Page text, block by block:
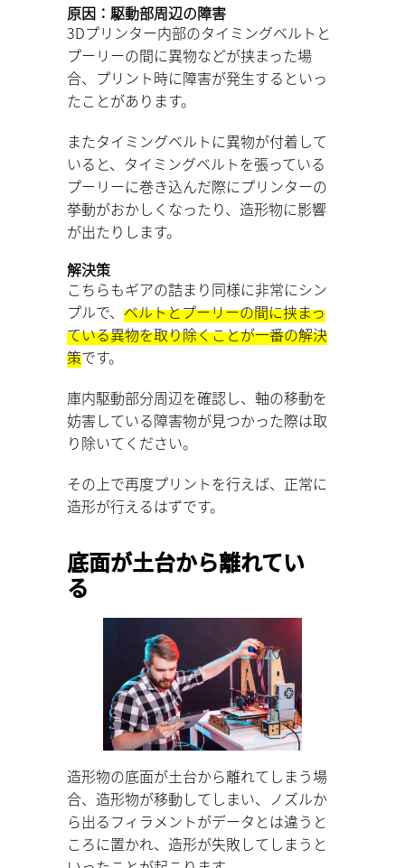
原因：駆動部周辺の障害
3Dプリンター内部のタイミングベルトと
プーリーの間に異物などが挟まった場
合、プリント時に障害が発生するといっ
たことがあります。
またタイミングベルトに異物が付着して
いると、タイミングベルトを張っている
プーリーに巻き込んだ際にプリンターの
挙動がおかしくなったり、造形物に影響
が出たりします。
解決策
こちらもギアの詰まり同様に非常にシン
プルで、 ベルトとプーリーの間に挟まっ
ている異物を取り除くことが一番の解決
策です。
庫内駆動部分周辺を確認し、軸の移動を
妨害している障害物が見つかった際は取
り除いてください。
その上で再度プリントを行えば、正常に
造形が行えるはずです。
底面が土台から離れてい
る
造形物の底面が土台から離れてしまう場
合、造形物が移動してしまい、ノズルか
ら出るフィラメントがデータとは違うと
ころに置かれ、造形が失敗してしまうと